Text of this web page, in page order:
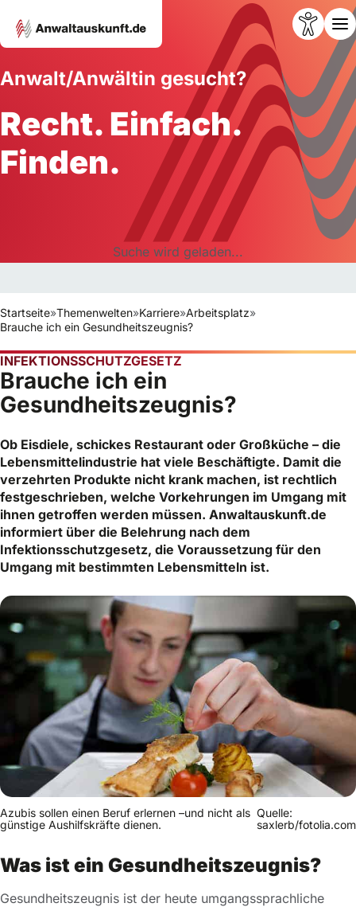
Anwalt/Anwältin gesucht?
Recht. Einfach.
Finden.
Suche wird geladen...
Startseite»Themenwelten»Karriere»Arbeitsplatz»
Brauche ich ein Gesundheitszeugnis?
INFEKTIONSSCHUTZGESETZ
Brauche ich ein
Gesundheitszeugnis?
Ob Eisdiele, schickes Restaurant oder Großküche – die
Lebensmittelindustrie hat viele Beschäftigte. Damit die
verzehrten Produkte nicht krank machen, ist rechtlich
festgeschrieben, welche Vorkehrungen im Umgang mit
ihnen getroffen werden müssen. Anwaltauskunft.de
informiert über die Belehrung nach dem
Infektionsschutzgesetz, die Voraussetzung für den
Umgang mit bestimmten Lebensmitteln ist.
Azubis sollen einen Beruf erlernen –und nicht als
günstige Aushilfskräfte dienen.
Quelle:
saxlerb/fotolia.com
Was ist ein Gesundheitszeugnis?
Gesundheitszeugnis ist der heute umgangssprachliche